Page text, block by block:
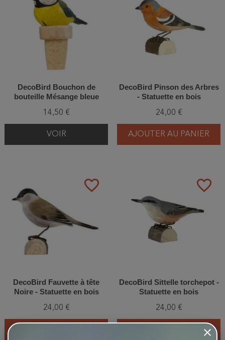
DecoBird Bouchon de
bouteille Mésange bleue
14,50 €
VOIR
DecoBird Pinson des Arbres
- Statuette en bois
24,00 €
AJOUTER AU PANIER
favorite_border
DecoBird Fauvette à tête
Noire - Statuette en bois
24,00 €
favorite_border
DecoBird Sittelle torchepot -
Statuette en bois
24,00 €
AJOUTER AU PANIER